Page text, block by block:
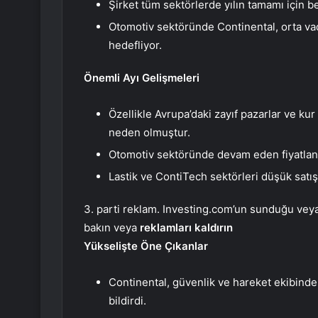
Şirket tüm sektörlerde yılın tamamı için
Otomotiv sektöründe Continental, orta
hedefliyor.
Önemli Ayı Gelişmeleri
Özellikle Avrupa’daki zayıf pazarlar ve
neden olmuştur.
Otomotiv sektöründe devam eden
Lastik ve ContiTech sektörleri düşük
3. parti reklam. Investing.com’un sunduğu
bakın veya reklamları kaldırın
Yükselişte Öne Çıkanlar
Continental, güvenlik ve hareket
bildirdi.